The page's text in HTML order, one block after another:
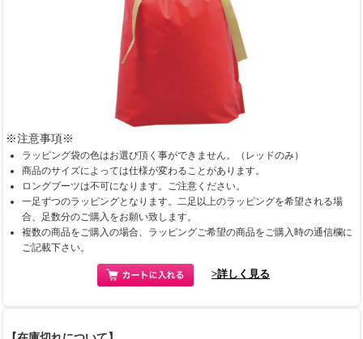
※注意事項※
ラッピング袋の色はお選び頂く事ができません。（レッドのみ）
商品のサイズによっては仕様が変わることがあります。
ロングブーツは不可になります。ご注意ください。
一足ずつのラッピングとなります。二足以上のラッピングを希望される場
合、足数分のご購入をお願い致します。
複数の商品をご購入の場合、ラッピングご希望の商品をご購入時の通信欄に
ご記載下さい。
>詳しく見る